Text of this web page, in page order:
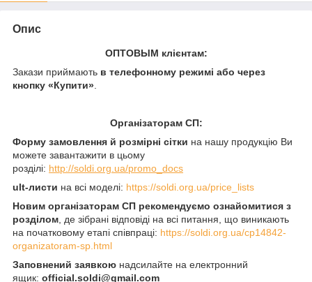
Опис
ОПТОВЫМ клієнтам:
Закази приймають в телефонному режимі або через
кнопку «Купити»
Організаторам СП:
Форму замовлення й розмірні сітки на нашу продукцію Ви
можете завантажити в цьому
розділі: http://soldi.org.ua/promo_docs
ult-листи на всі моделі: https://soldi.org.ua/price_lists
Новим організаторам СП рекомендуємо ознайомитися з
розділом , де зібрані відповіді на всі питання, що виникають
на початковому етапі співпраці: https://soldi.org.ua/cp14842-
organizatoram-sp.html
Заповнений заявкою надсилайте на електронний
ящик: official.soldi@gmail.com